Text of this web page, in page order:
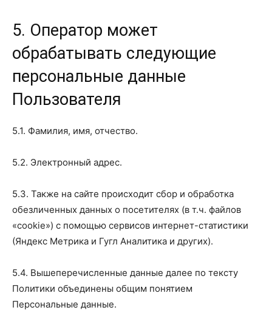
5. Оператор может
обрабатывать следующие
персональные данные
Пользователя
5.1. Фамилия, имя, отчество.
5.2. Электронный адрес.
5.3. Также на сайте происходит сбор и обработка
обезличенных данных о посетителях (в т.ч. файлов
«cookie») с помощью сервисов интернет-статистики
(Яндекс Метрика и Гугл Аналитика и других).
5.4. Вышеперечисленные данные далее по тексту
Политики объединены общим понятием
Персональные данные.